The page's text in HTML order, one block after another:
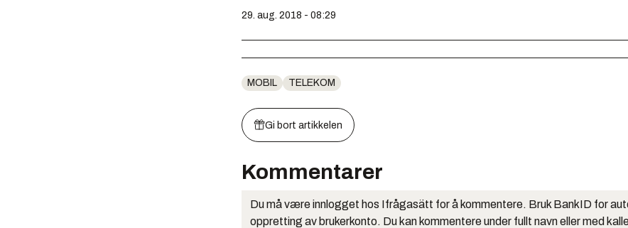
29. aug. 2018 - 08:29
MOBIL TELEKOM
Gi bort artikkelen
Kommentarer
Du må være innlogget hos Ifrågasätt for å kommentere. Bruk BankID for
oppretting av brukerkonto. Du kan kommentere under fullt navn eller med